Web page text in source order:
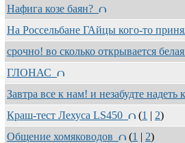
Нафига козе баян?
На Россельбане ГАйцы кого-то
срочно! во сколько открывается
ГЛОНАС
Завтра все к нам! и незабудте
Краш-тест Лехуса LS450
(1 | 2)
Общение хомяководов
(1 | 2)